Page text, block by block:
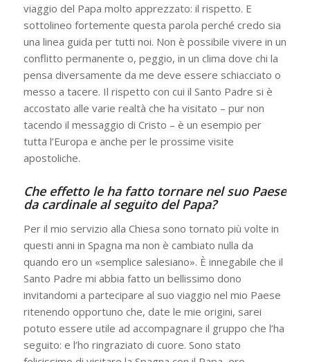
viaggio del Papa molto apprezzato: il rispetto. E
sottolineo fortemente questa parola perché credo sia
una linea guida per tutti noi. Non è possibile vivere in un
conflitto permanente o, peggio, in un clima dove chi la
pensa diversamente da me deve essere schiacciato o
messo a tacere. Il rispetto con cui il Santo Padre si è
accostato alle varie realtà che ha visitato – pur non
tacendo il messaggio di Cristo – è un esempio per
tutta l’Europa e anche per le prossime visite
apostoliche.
Che effetto le ha fatto tornare nel suo Paese
da cardinale al seguito del Papa?
Per il mio servizio alla Chiesa sono tornato più volte in
questi anni in Spagna ma non è cambiato nulla da
quando ero un «semplice salesiano». È innegabile che il
Santo Padre mi abbia fatto un bellissimo dono
invitandomi a partecipare al suo viaggio nel mio Paese
ritenendo opportuno che, date le mie origini, sarei
potuto essere utile ad accompagnare il gruppo che l’ha
seguito: e l’ho ringraziato di cuore. Sono stato